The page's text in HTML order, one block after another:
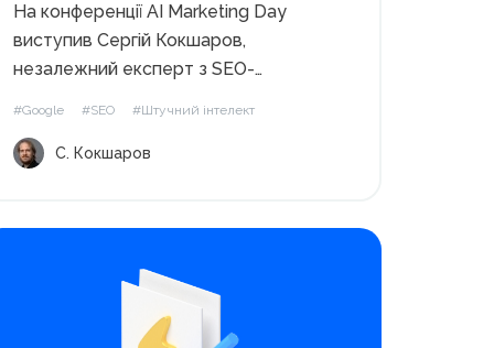
На конференції AI Marketing Day
виступив Сергій Кокшаров,
незалежний експерт з SEO-
Сергій розповів як пошукова система
спочатку поговоримо про тренди.
#Google #SEO #Штучний інтелект
С. Кокшаров